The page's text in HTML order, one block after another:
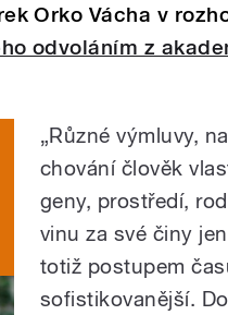
Orko Vácha v
odvoláním z
„Různé výmluvy,
chování člověk
geny, prostředí,
vinu za své činy
totiž postupem
sofistikovanější.